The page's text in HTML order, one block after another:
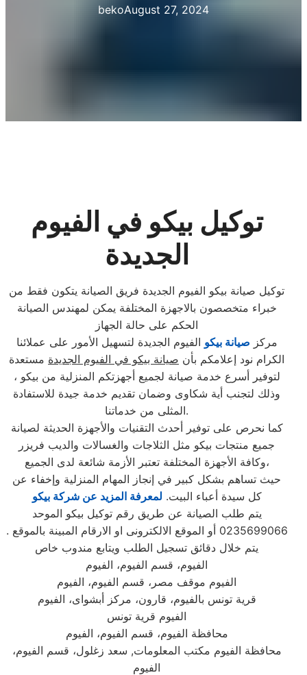
bekoAugust 27, 2024
توكيل بيكو في الفيوم
الجديدة
توكيل صيانة بيكو الفيوم الجديدة فريق الصيانة يتكون فقط من
خبراء متخصصون بالاجهزة المختلفة يمكن لمهندس الصيانة
الحكم على حالة الجهاز
مركز صيانة بيكو الفيوم الجديدة لتسهيل الأمور على عملائنا
الكرام نود إعلامكم بأن صيانة بيكو في الفيوم الجديدة مستعدة
لتوفير أسرع خدمة صيانة لجميع أجهزتكم المنزلية من بيكو ،
وذلك لتجنب أية شكاوى وضمان تقديم خدمة جيدة للاستفادة
المثلى من خدماتنا.
كما نحرص على توفير أحدث التقنيات والأجهزة الحديثة لصيانة
جميع منتجات بيكو مثل الثلاجات والغسالات والديب فریزر
وكافة الأجهزة المختلفة تعتبر الأزمة شائعة لدى الجميع،
حيث تساهم بشكل كبير في إنجاز المهام المنزلية وإخفاء عن
كل سيدة أعباء البيت. لمعرفة المزيد عن شركة بيكو
يتم طلب الصيانة عن طريق رقم توكيل بيكو الموحد
0235699066 أو الموقع الالكترونى او الارقام المبينة بالموقع .
يتم خلال دقائق تسجيل الطلب ويتابع مندوب خاص
الفيوم، قسم الفيوم، الفيوم
الفيوم موقف مصر، قسم الفيوم، الفيوم
قرية تونس بالفيوم، قارون، مركز أبشواى، الفيوم
الفيوم قرية تونس
محافظة الفيوم، قسم الفيوم، الفيوم
محافظة الفيوم مكتب المعلومات, سعد زغلول، قسم الفيوم،
الفيوم